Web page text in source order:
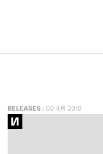
RELEASES : 06 4月 2018